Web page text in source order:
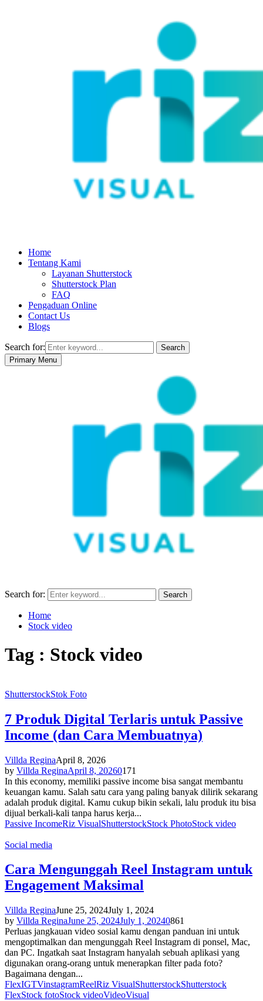
Home
Tentang Kami
Layanan Shutterstock
Shutterstock Plan
FAQ
Pengaduan Online
Contact Us
Blogs
Search for:
Search
Primary Menu
Search for: Search
Home
Stock video
Tag : Stock video
ShutterstockStok Foto
7 Produk Digital Terlaris untuk Passive
Income (dan Cara Membuatnya)
Villda ReginaApril 8, 2026
by Villda ReginaApril 8, 20260171
In this economy, memiliki passive income bisa sangat membantu
keuangan kamu. Salah satu cara yang paling banyak dilirik sekarang
adalah produk digital. Kamu cukup bikin sekali, lalu produk itu bisa
dijual berkali-kali tanpa harus kerja...
Passive IncomeRiz VisualShutterstockStock PhotoStock video
Social media
Cara Mengunggah Reel Instagram untuk
Engagement Maksimal
Villda ReginaJune 25, 2024July 1, 2024
by Villda ReginaJune 25, 2024July 1, 20240861
Perluas jangkauan video sosial kamu dengan panduan ini untuk
mengoptimalkan dan mengunggah Reel Instagram di ponsel, Mac,
dan PC. Ingatkah saat Instagram hanyalah sebuah aplikasi yang
digunakan orang-orang untuk menerapkan filter pada foto?
Bagaimana dengan...
FlexIGTVinstagramReelRiz VisualShutterstockShutterstock
FlexStock fotoStock videoVideoVisual